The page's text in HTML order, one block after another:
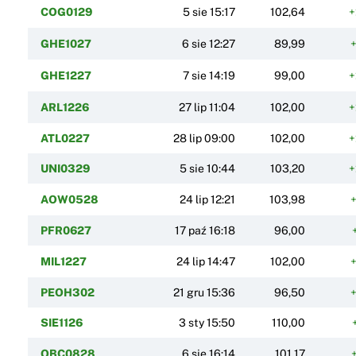
COG0129 5 sie 15:17 102,64
GHE1027 6 sie 12:27 89,99
GHE1227 7 sie 14:19 99,00
ARL1226 27 lip 11:04 102,00
ATL0227 28 lip 09:00 102,00
UNI0329 5 sie 10:44 103,20
AOW0528 24 lip 12:21 103,98
PFR0627 17 paź 16:18 96,00
MIL1227 24 lip 14:47 102,00
PEOH302 21 gru 15:36 96,50
SIE1126 3 sty 15:50 110,00
OBC0828 6 sie 16:14 101,17